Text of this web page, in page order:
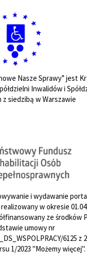
Nasze Sprawy” jest
Inwalidów i
z siedzibą w Warszawie
i wydawanie
w okresie
ze środków
umowy nr
6125 z
1/2023 "Możemy więcej".